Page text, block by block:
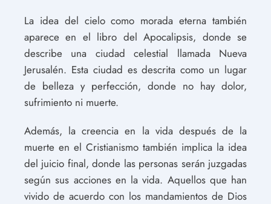
La idea del cielo como morada eterna también
aparece en el libro del Apocalipsis, donde se
describe una ciudad celestial llamada Nueva
Jerusalén. Esta ciudad es descrita como un lugar
de belleza y perfección, donde no hay dolor,
sufrimiento ni muerte.
Además, la creencia en la vida después de la
muerte en el Cristianismo también implica la idea
del juicio final, donde las personas serán juzgadas
según sus acciones en la vida. Aquellos que han
vivido de acuerdo con los mandamientos de Dios